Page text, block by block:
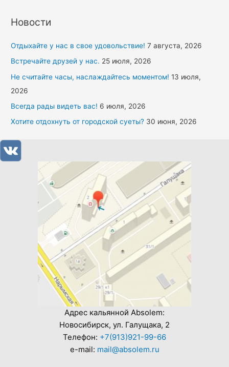
Новости
Отдыхайте у нас в свое удовольствие! 7 августа, 2026
Встречайте друзей у нас. 25 июля, 2026
Не считайте часы, наслаждайтесь моментом! 13 июля,
2026
Всегда рады видеть вас! 6 июля, 2026
Хотите отдохнуть от городской суеты? 30 июня, 2026
Адрес кальянной Absolem:
Новосибирск, ул. Галущака, 2
Телефон: +7(913)921-99-66
e-mail: mail@absolem.ru